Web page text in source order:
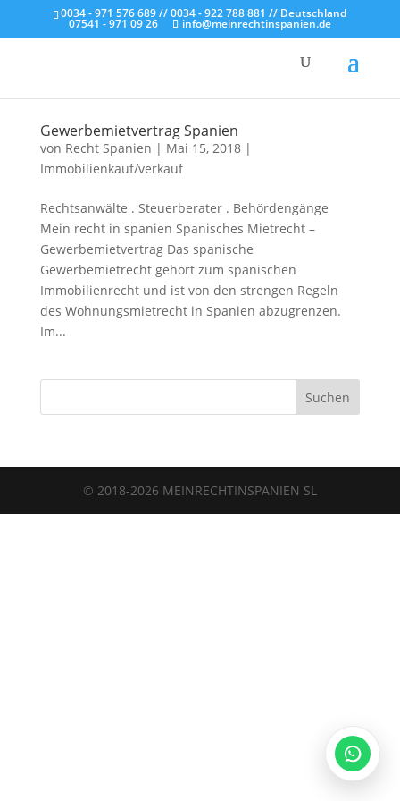
0034 - 971 576 689 // 0034 - 922 788 881 // Deutschland
07541 - 971 09 26 info@meinrechtinspanien.de
Gewerbemietvertrag Spanien
von Recht Spanien | Mai 15, 2018|
Immobilienkauf/verkauf
Rechtsanwälte . Steuerberater . Behördengänge
Mein recht in spanien Spanisches Mietrecht –
Gewerbemietvertrag Das spanische
Gewerbemietrecht gehört zum spanischen
Immobilienrecht und ist von den strengen Regeln
des Wohnungsmietrecht in Spanien abzugrenzen.
Im...
© 2018-2026 MEINRECHTINSPANIEN SL
Legalium | Recht und Steuern Spanien
Deutschsprachige Beratung in Spanien